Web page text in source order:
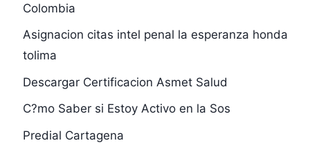
Colombia
Asignacion citas intel penal la esperanza honda
tolima
Descargar Certificacion Asmet Salud
C?mo Saber si Estoy Activo en la Sos
Predial Cartagena